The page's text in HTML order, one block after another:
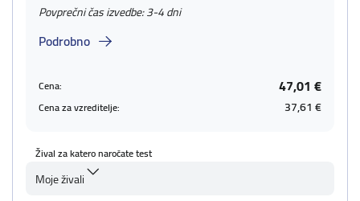
Povprečni čas izvedbe: 3-4 dni
Podrobno
Cena: 47,01 €
Cena za vzreditelje: 37,61 €
Žival za katero naročate test
Moje živali